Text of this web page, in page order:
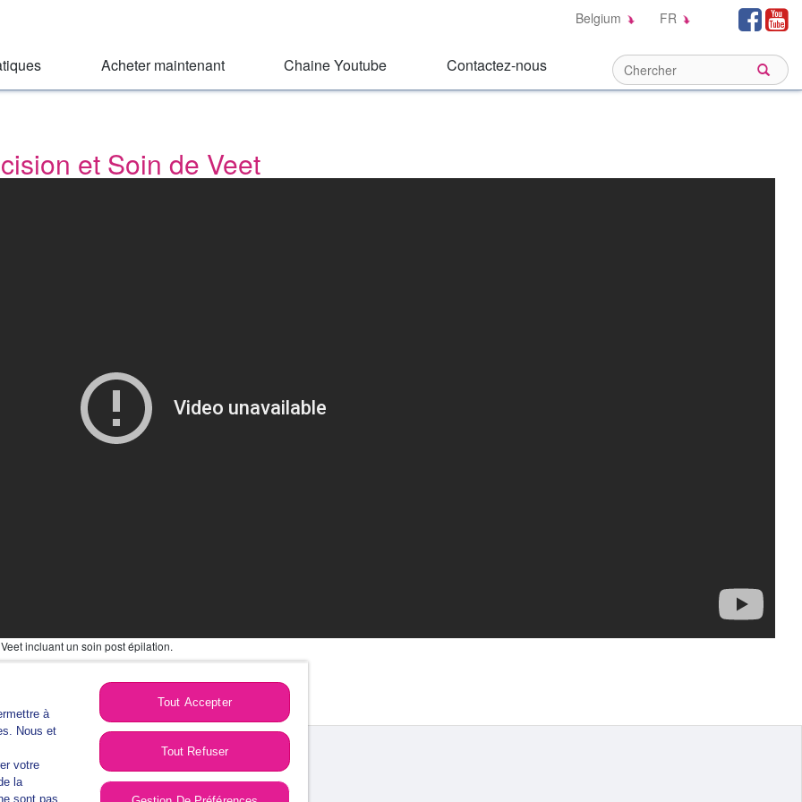
Social
Links:
Belgium FR
Acheter maintenant Chaine Youtube Contactez-nous
et Soin de Veet
incluant un soin post épilation.
à
Nous et
votre
la
sont pas
Tout Accepter
Tout Refuser